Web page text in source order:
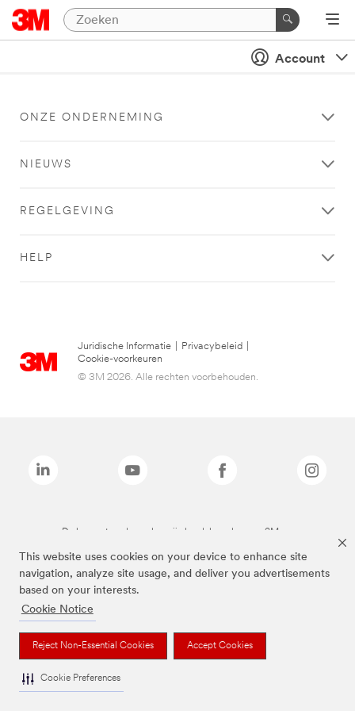
This website uses cookies on your device to enhance site
navigation, analyze site usage, and deliver you advertisements
based on your interests.
Cookie Notice
Reject Non-Essential Cookies Accept Cookies
Cookie Preferences
Account
ONZE ONDERNEMING
NIEUWS
REGELGEVING
HELP
Juridische Informatie Privacybeleid
Cookie-voorkeuren
© 3M 2026. Alle rechten voorbehouden.
De bovenstaande merken zijn handelsmerken van 3M.we